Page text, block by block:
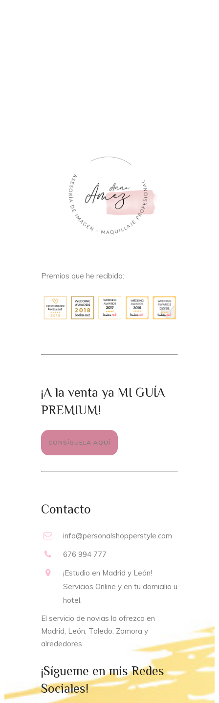
Premios que he recibido:
¡A la venta ya MI GUÍA
PREMIUM!
CONSÍGUELA AQUÍ
Contacto
info@personalshopperstyle.com
676 994 777
¡Estudio en Madrid y León!
Servicios Online y en tu domicilio u
hotel.
El servicio de novias lo ofrezco en
Madrid, León, Toledo, Zamora y
alrededores.
¡Sígueme en mis Redes
Sociales!